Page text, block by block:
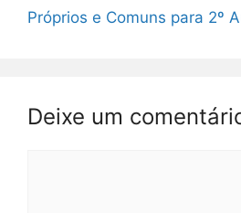
Próprios e Comuns para 2º
Deixe um